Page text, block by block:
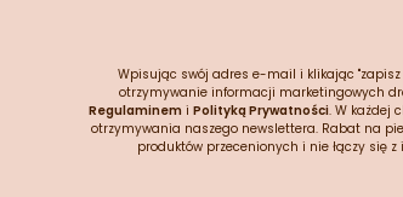
Wpisując swój adres e-mail i klikając "zapisz
otrzymywanie informacji marketingowych
Regulaminem i Polityką Prywatności. W każdej
otrzymywania naszego newslettera. Rabat na
produktów przecenionych i nie łączy się